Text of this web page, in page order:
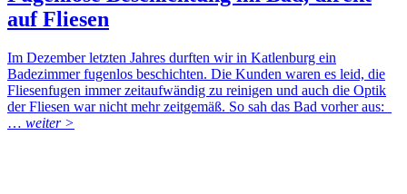
auf Fliesen
Im Dezember letzten Jahres durften wir in Katlenburg ein
Badezimmer fugenlos beschichten. Die Kunden waren es leid, die
Fliesenfugen immer zeitaufwändig zu reinigen und auch die Optik
der Fliesen war nicht mehr zeitgemäß. So sah das Bad vorher aus:
… weiter >